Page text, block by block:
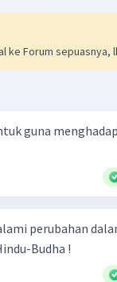
kolonial
Indonesia, seperti
Monopoli
ekonomi
rakyat
dan penderitaan
dan
ke Forum sepuasnya,
guna
perubahan
Budha !